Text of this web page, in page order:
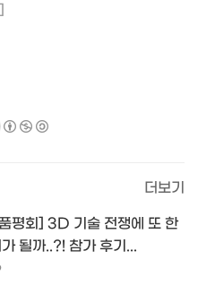
]
더보기
평회] 3D 기술 전쟁에 또 한
될까..?! 참가 후기...